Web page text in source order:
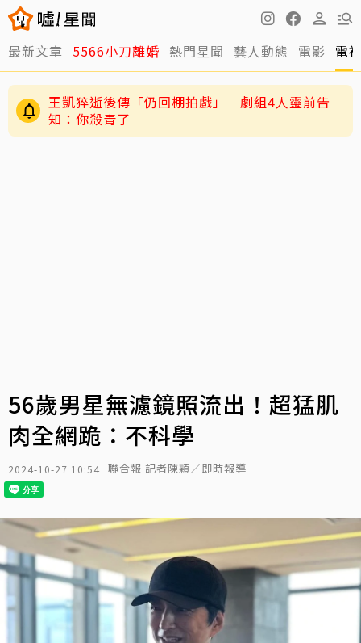
最新文章 5566小刀離婚 熱門星聞 藝人動態 電影 電
王凱猝逝後傳「仍回棚拍戲」 劇組4人靈前告
知：你殺青了
56歲男星無濾鏡照流出！超猛肌
肉全網跪：不科學
2024-10-27 10:54 聯合報 記者陳穎／即時報導